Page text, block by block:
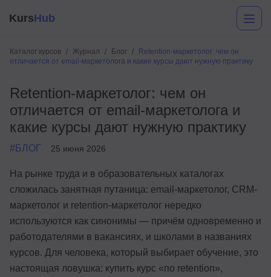
KursHub
Каталог курсов Журнал Блог
Retention-маркетолог: чем он
отличается от email-маркетолога и какие курсы дают нужную практику
Retention-маркетолог: чем он
отличается от email-маркетолога и
какие курсы дают нужную практику
#БЛОГ 25 июня 2026
На рынке труда и в образовательных каталогах
сложилась занятная путаница: email-маркетолог, CRM-
маркетолог и retention-маркетолог нередко
используются как синонимы — причём одновременно и
работодателями в вакансиях, и школами в названиях
курсов. Для человека, который выбирает обучение, это
настоящая ловушка: купить курс «по retention»,
Маркетинг
Аналитика
Менеджмент